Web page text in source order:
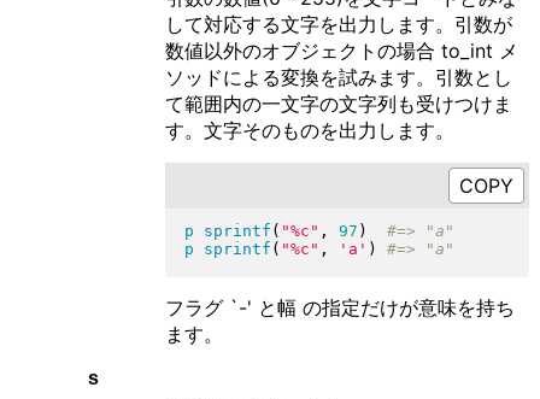
して対応する文字を出力します。引数が
数値以外のオブジェクトの場合 to_int メ
ソッドによる変換を試みます。引数とし
て範囲内の一文字の文字列も受けつけま
す。文字そのものを出力します。
p sprintf ( "%c " , 97 )
p
sprintf ( "%c " , 'a' )
フラグ `-' と幅 の指定だけが意味を持ち
ます。
s